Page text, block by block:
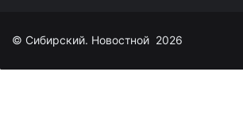
© Сибирский. Новостной 2026